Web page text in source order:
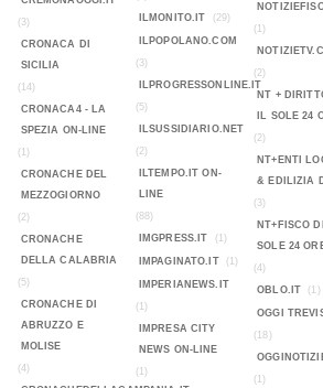
(3)
CRONACA DI
SICILIA
(14)
CRONACA4 - LA
SPEZIA ON-LINE
(1)
CRONACHE DEL
MEZZOGIORNO
(2)
CRONACHE
DELLA CALABRIA
(5)
CRONACHE DI
ABRUZZO E
MOLISE
(4)
ILMONITO.IT
(29)
ILPOPOLANO.COM
(3)
ILPROGRESSONLINE.IT
(5)
ILSUSSIDIARIO.NET
(2)
ILTEMPO.IT ON-
LINE
(88)
IMGPRESS.IT
(1)
IMPAGINATO.IT (1)
IMPERIANEWS.IT
(1)
IMPRESA CITY
NEWS ON-LINE
(1)
(1)
(2)
NT +
IL SOLE 24
(2)
NT+ENTI
& EDILIZIA
(3)
NT+FISCO
SOLE 24
(4)
OBLO.IT
(1)
OGGI
(18)
(1)